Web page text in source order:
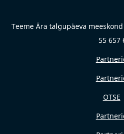
Teeme Ära talgupäeva
55 657
OTSE